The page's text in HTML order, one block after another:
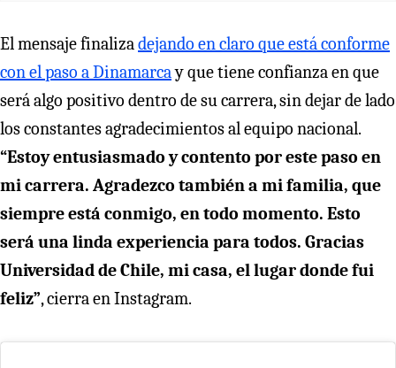
El mensaje finalizadejando en claro que está conforme
con el paso a Dinamarcay que tiene confianza en que
será algo positivo dentro de su carrera, sin dejar de lado
los constantes agradecimientos al equipo nacional.
“Estoy entusiasmado y contento por este paso en
mi carrera. Agradezco también a mi familia, que
siempre está conmigo, en todo momento. Esto
será una linda experiencia para todos. Gracias
Universidad de Chile, mi casa, el lugar donde fui
feliz”, cierra en Instagram.